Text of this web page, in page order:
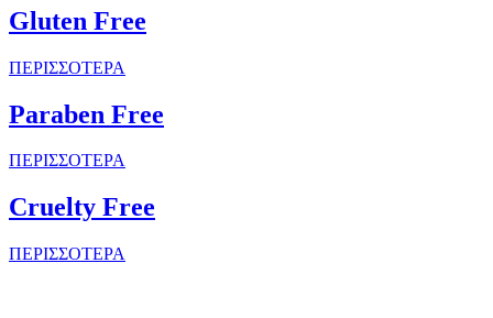
Gluten Free
ΠΕΡΙΣΣΟΤΕΡΑ
Paraben Free
ΠΕΡΙΣΣΟΤΕΡΑ
Cruelty Free
ΠΕΡΙΣΣΟΤΕΡΑ